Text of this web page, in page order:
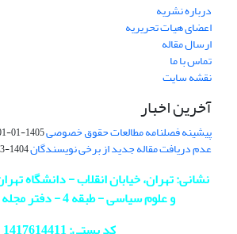
درباره نشریه
اعضای هیات تحریریه
ارسال مقاله
تماس با ما
نقشه سایت
آخرین اخبار
پیشینه فصلنامه مطالعات حقوق خصوصی1405-01-01
عدم دریافت مقاله جدید از برخی نویسندگان1404-03-20
نشانی: تهران، خیابان انقلاب - دانشگاه
و علوم سیاسی - طبقه 4 - دفتر مجله - اتاق 413